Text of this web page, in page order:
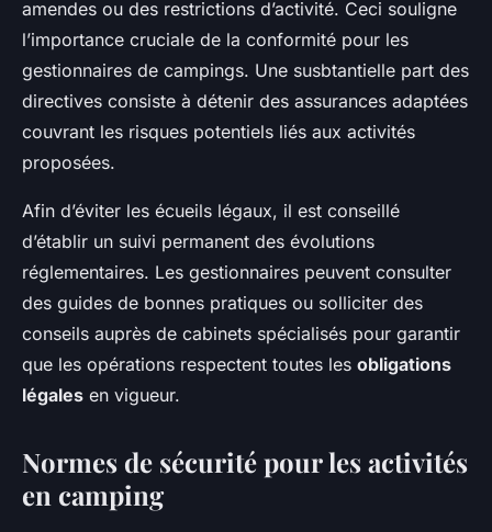
amendes ou des restrictions d’activité. Ceci souligne
l’importance cruciale de la conformité pour les
gestionnaires de campings. Une susbtantielle part des
directives consiste à détenir des assurances adaptées
couvrant les risques potentiels liés aux activités
proposées.
Afin d’éviter les écueils légaux, il est conseillé
d’établir un suivi permanent des évolutions
réglementaires. Les gestionnaires peuvent consulter
des guides de bonnes pratiques ou solliciter des
conseils auprès de cabinets spécialisés pour garantir
que les opérations respectent toutes les obligations
légales en vigueur.
Normes de sécurité pour les activités
en camping